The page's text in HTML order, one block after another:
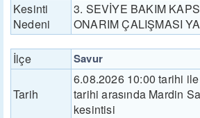
Kesinti
Nedeni
3. SEVİYE BAKIM
ONARIM ÇALIŞMASI
İlçe Savur
Tarih
6.08.2026 10:00 tarihi
tarihi arasında Mardin
kesintisi